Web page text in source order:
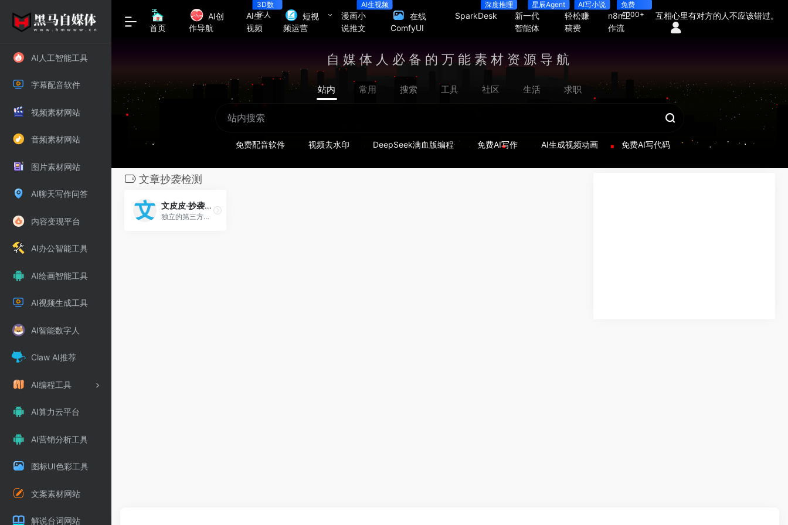
AI人工智能工具
字幕配音软件
视频素材网站
音频素材网站
图片素材网站
AI聊天写作问答
内容变现平台
AI办公智能工具
AI绘画智能工具
AI视频生成工具
AI智能数字人
Claw AI推荐
AI编程工具
AI算力云平台
AI营销分析工具
图标UI色彩工具
文案素材网站
解说台词网站
首页
AI创
作导航
AI生
视频
3D数
字人
短视
频运营
漫画小
说推文
AI生视频
在线
ComfyUI
SparkDesk
深度推理
新一代
智能体
星辰Agent
轻松赚
稿费
AI写小说
n8n工
作流
免费
4000+
互相心里有对方的人不应该错过。
自媒体人必备的万能素材资源导航
站内 常用 搜索 工具 社区 生活 求职
免费配音软件 视频去水印 DeepSeek满血版编程 免费AI写作 AI生成视频动画 免费AI写代码
文章抄袭检测
文皮皮·抄袭检测
独立的第三方抄袭检测工具